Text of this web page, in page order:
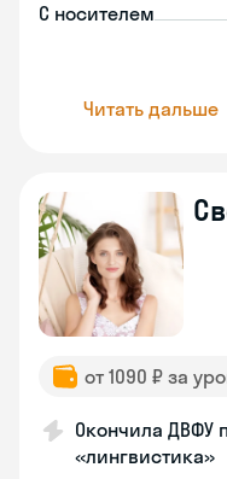
С носителем
Читать дальше
от 1090 ₽ за
Окончила ДВФУ
«лингвистика»